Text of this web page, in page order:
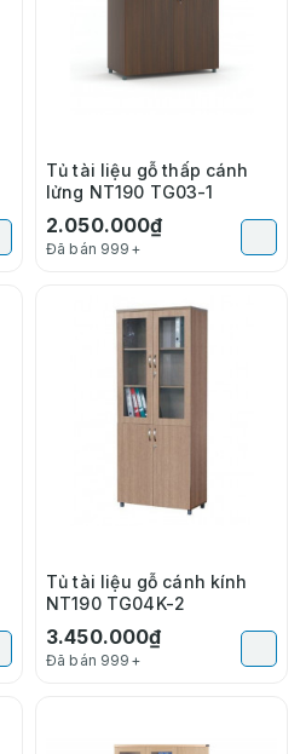
Tủ tài liệu gỗ thấp cánh
lửng NT190 TG03-1
2.050.000₫
Đã bán 999+
Tủ tài liệu gỗ cánh kính
NT190 TG04K-2
3.450.000₫
Đã bán 999+